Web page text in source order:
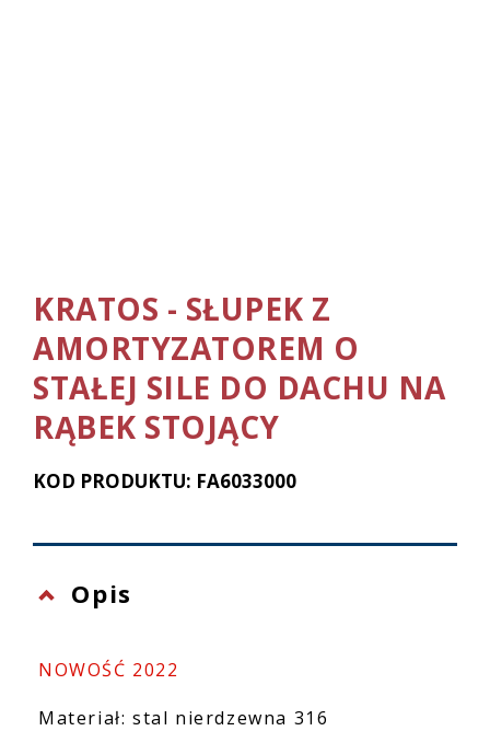
KRATOS - SŁUPEK Z
AMORTYZATOREM O
STAŁEJ SILE DO DACHU NA
RĄBEK STOJĄCY
KOD PRODUKTU: FA6033000
Opis
NOWOŚĆ 2022
Materiał: stal nierdzewna 316